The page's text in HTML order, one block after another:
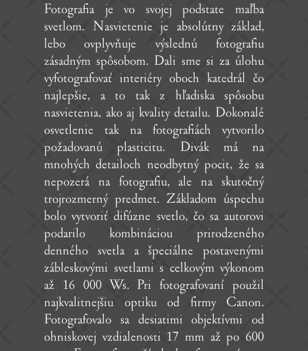
Fotografia je vo svojej podstate maľba
svetlom. Nasvietenie je absolútny základ,
lebo ovplyvňuje výslednú fotografiu
zásadným spôsobom. Dali sme si za úlohu
vyfotografovať interiéry oboch katedrál čo
najlepšie, a to tak z hľadiska spôsobu
nasvietenia, ako aj kvality detailu. Dokonalé
osvetlenie tak na fotografiách vytvorilo
požadovanú plasticitu. Divák má na
mnohých detailoch neodbytný pocit, že sa
nepozerá na fotografiu, ale na skutočný
trojrozmerný predmet. Zákla­dom úspechu
bolo vytvoriť difúzne svetlo, čo sa autorovi
podarilo kombináciou prirodzeného
denného svetla a špeciálne postavenými
zábleskovými svetlami s celkovým výkonom
až 16 000 Ws. Pri fotografovaní použil
najkvalitnejšiu optiku od firmy Canon.
Fotografovalo sa desiatimi objektívmi od
ohniskovej vzdialenosti 17 mm až po 600